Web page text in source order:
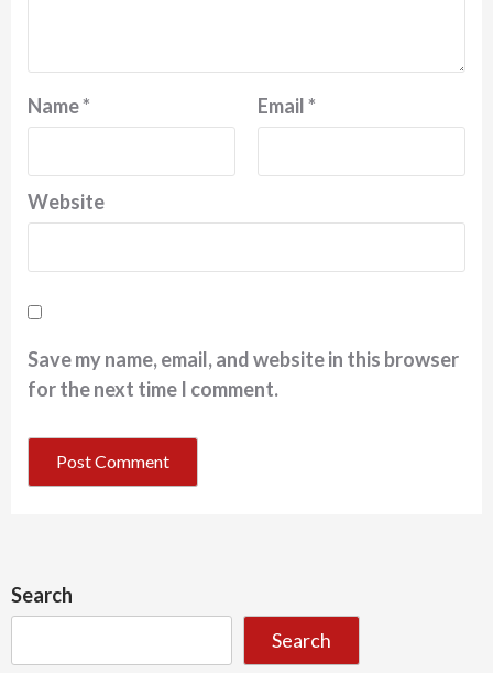
Name* Email*
Website
Save my name, email, and website in this browser
for the next time I comment.
Search
Search